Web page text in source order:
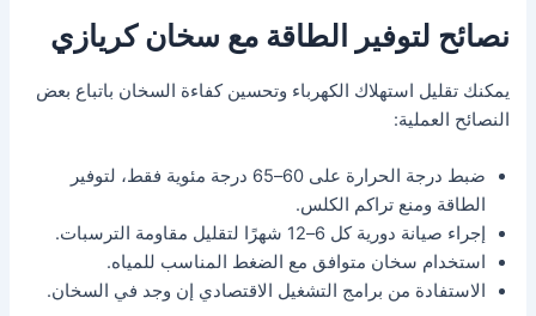
نصائح لتوفير الطاقة مع سخان كريازي
يمكنك تقليل استهلاك الكهرباء وتحسين كفاءة السخان باتباع بعض
النصائح العملية:
ضبط درجة الحرارة على 60–65 درجة مئوية فقط، لتوفير
الطاقة ومنع تراكم الكلس.
إجراء صيانة دورية كل 6–12 شهرًا لتقليل مقاومة الترسبات.
استخدام سخان متوافق مع الضغط المناسب للمياه.
الاستفادة من برامج التشغيل الاقتصادي إن وجد في السخان.